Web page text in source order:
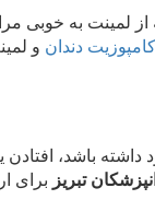
لمینت به خوبی
دندان و
داشته باشد،
تبریز برای